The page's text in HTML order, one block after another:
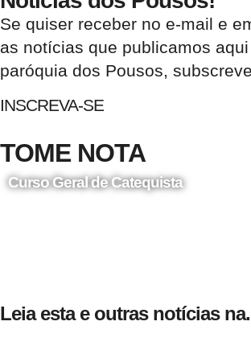
Se quiser receber no e-mail e
as notícias que publicamos
paróquia dos Pousos,
INSCREVA-SE
TOME NOTA
Curso Geral de Catequista
Leia esta e outras notícias